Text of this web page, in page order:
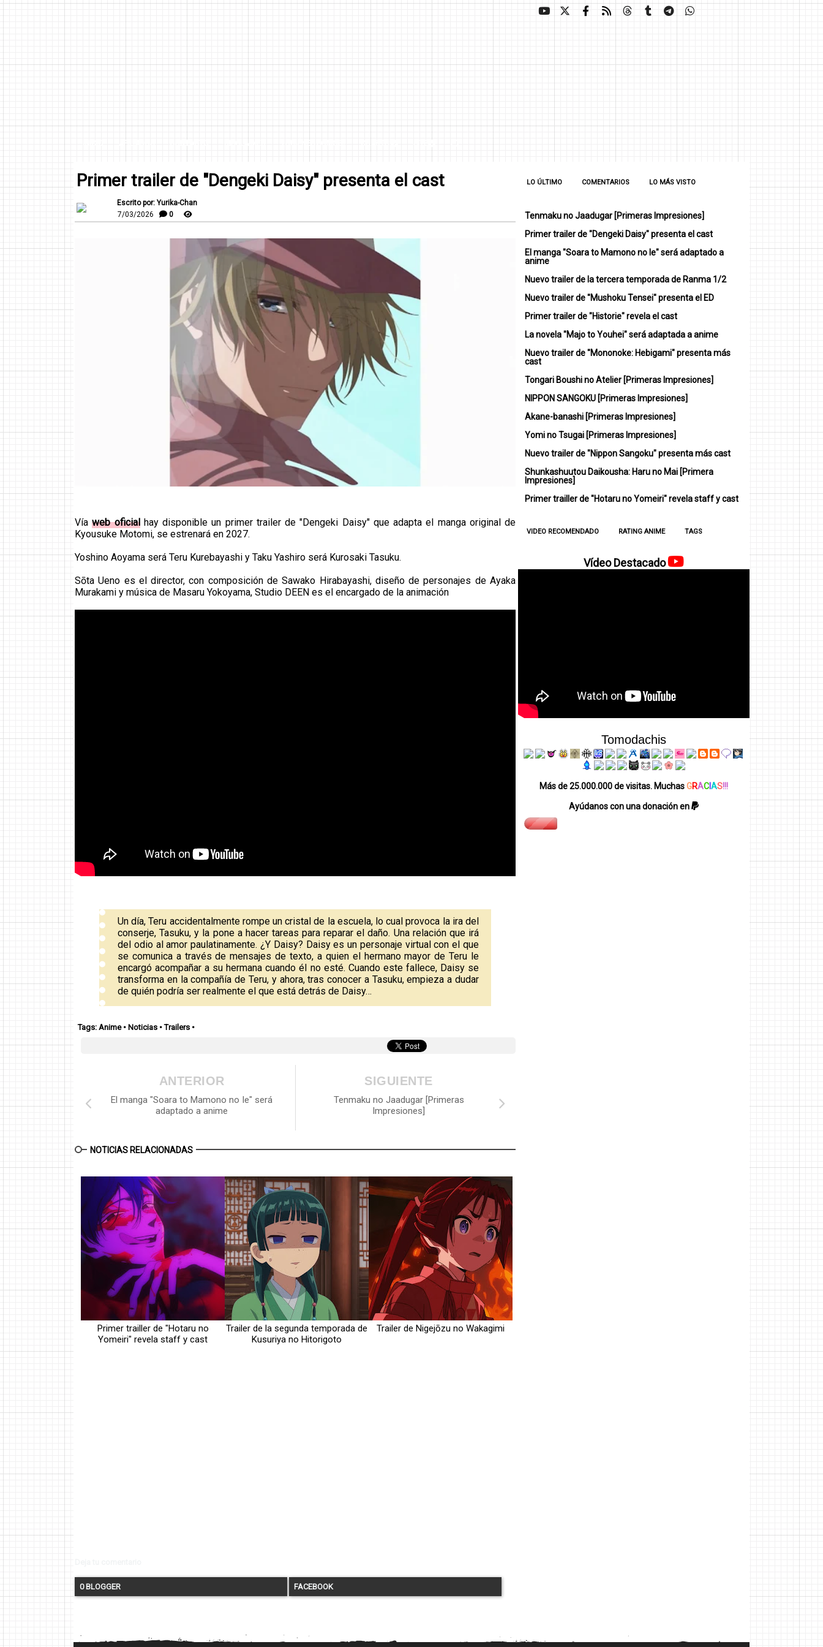
AFILIADOS DISCLAIMER ¿QUIÉNES SOMOS?
Primer trailer de "Dengeki Daisy" presenta el cast
Escrito por: Yurika-Chan
7/03/2026
0
Víaweb oficialhay disponible un primer trailer de "Dengeki Daisy" que adapta el manga original de
Kyousuke Motomi, se estrenará en 2027.
Yoshino Aoyama será Teru Kurebayashi y Taku Yashiro será Kurosaki Tasuku.
Sōta Ueno es el director, con composición de Sawako Hirabayashi, diseño de personajes de Ayaka
Murakami y música de Masaru Yokoyama, Studio DEEN es el encargado de la animación
Un día, Teru accidentalmente rompe un cristal de la escuela, lo cual provoca la ira del
conserje, Tasuku, y la pone a hacer tareas para reparar el daño. Una relación que irá
del odio al amor paulatinamente. ¿Y Daisy? Daisy es un personaje virtual con el que
se comunica a través de mensajes de texto, a quien el hermano mayor de Teru le
encargó acompañar a su hermana cuando él no esté. Cuando este fallece, Daisy se
transforma en la compañía de Teru, y ahora, tras conocer a Tasuku, empieza a dudar
de quién podría ser realmente el que está detrás de Daisy…
Tags: Anime• Noticias •Trailers •
SIGUIENTE
Tenmaku no Jaadugar [Primeras
Impresiones]
ANTERIOR
El manga "Soara to Mamono no Ie" será
adaptado a anime
NOTICIAS RELACIONADAS
Primer trailler de "Hotaru no
Yomeiri" revela staff y cast
Trailer de la segunda temporada de
Kusuriya no Hitorigoto
Trailer de Nigejōzu no Wakagimi
0 BLOGGER FACEBOOK
LO ÚLTIMO COMENTARIOS LO MÁS VISTO
Tenmaku no Jaadugar [Primeras Impresiones]
Primer trailer de "Dengeki Daisy" presenta el cast
El manga "Soara to Mamono no Ie" será adaptado a
anime
Nuevo trailer de la tercera temporada de Ranma 1/2
Nuevo trailer de "Mushoku Tensei" presenta el ED
Primer trailer de "Historie" revela el cast
La novela "Majo to Youhei" será adaptada a anime
Nuevo trailer de "Mononoke: Hebigami" presenta más
cast
Tongari Boushi no Atelier [Primeras Impresiones]
NIPPON SANGOKU [Primeras Impresiones]
Akane-banashi [Primeras Impresiones]
Yomi no Tsugai [Primeras Impresiones]
Nuevo trailer de "Nippon Sangoku" presenta más cast
Shunkashuutou Daikousha: Haru no Mai [Primera
Impresiones]
Primer trailler de "Hotaru no Yomeiri" revela staff y cast
VIDEO RECOMENDADO RATING ANIME TAGS
Vídeo Destacado
Tomodachis
Más de 25.000.000 de visitas. MuchasGRACAS!!!
Ayúdanos con una donación en